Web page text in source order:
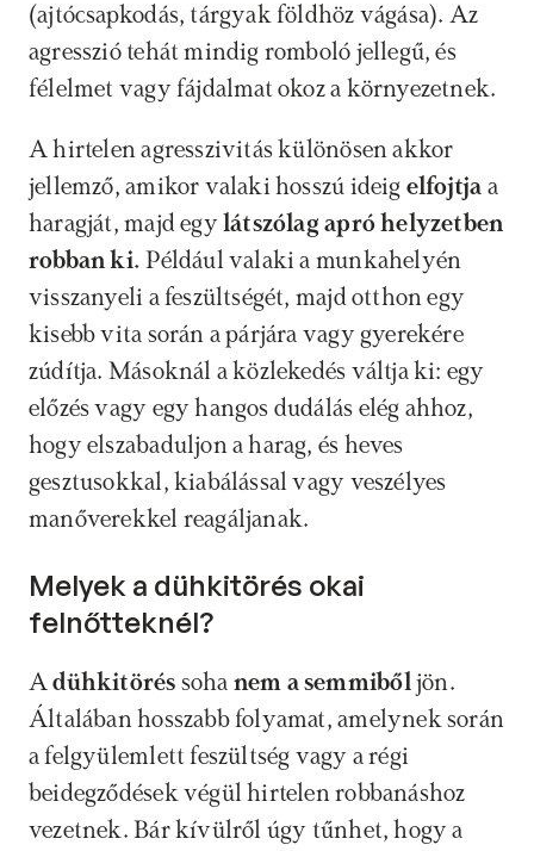
(ajtócsapkodás, tárgyak földhöz vágása). Az
agresszió tehát mindig romboló jellegű, és
félelmet vagy fájdalmat okoz a környezetnek.
A hirtelen agresszivitás különösen akkor
jellemző, amikor valaki hosszú ideig elfojtja a
haragját, majd egy látszólag apró helyzetben
robban ki. Például valaki a munkahelyén
visszanyeli a feszültségét, majd otthon egy
kisebb vita során a párjára vagy gyerekére
zúdítja. Másoknál a közlekedés váltja ki: egy
előzés vagy egy hangos dudálás elég ahhoz,
hogy elszabaduljon a harag, és heves
gesztusokkal, kiabálással vagy veszélyes
manőverekkel reagáljanak.
Melyek a dühkitörés okai
felnőtteknél?
A dühkitörés soha nem a semmiből jön.
Általában hosszabb folyamat, amelynek során
a felgyülemlett feszültség vagy a régi
beidegződések végül hirtelen robbanáshoz
vezetnek. Bár kívülről úgy tűnhet, hogy a